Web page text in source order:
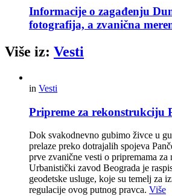
Informacije o zagađenju
fotografija, a zvanična
Više iz: Vesti
in Vesti
Pripreme za rekonstrukciju
Dok svakodnevno gubimo živce u
prelaze preko dotrajalih spojeva
prve zvanične vesti o pripremama
Urbanistički zavod Beograda je
geodetske usluge, koje su temelj za
regulacije ovog putnog pravca. Više